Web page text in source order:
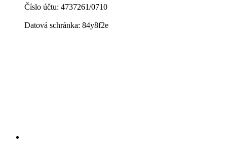
Číslo účtu: 4737261/0710
Datová schránka: 84y8f2e